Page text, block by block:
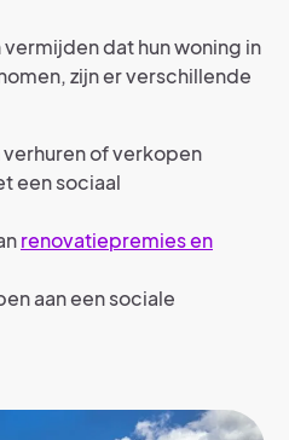
dat hun woning in
zijn er verschillende
of verkopen
een sociaal
renovatiepremies en
aan een sociale